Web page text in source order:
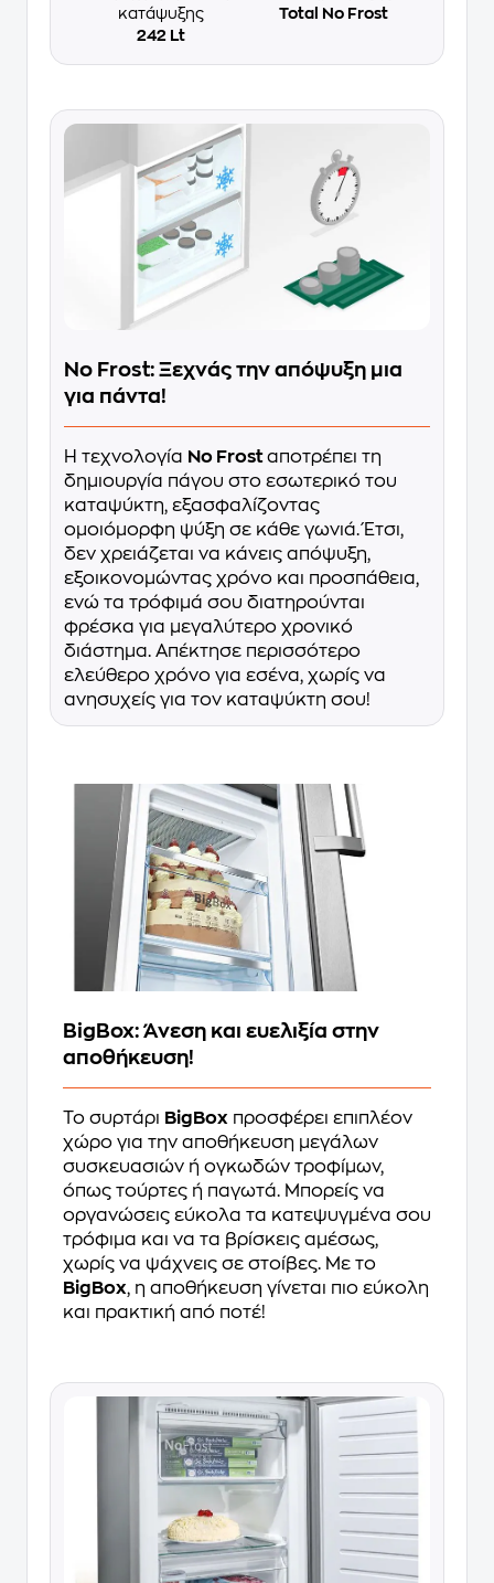
κατάψυξης
242 Lt
Total No Frost
No Frost: Ξεχνάς την απόψυξη μια
για πάντα!
Η τεχνολογία No Frostαποτρέπει τη
δημιουργία πάγου στο εσωτερικό του
καταψύκτη, εξασφαλίζοντας
ομοιόμορφη ψύξη σε κάθε γωνιά. Έτσι,
δεν χρειάζεται να κάνεις απόψυξη,
εξοικονομώντας χρόνο και προσπάθεια,
ενώ τα τρόφιμά σου διατηρούνται
φρέσκα για μεγαλύτερο χρονικό
διάστημα. Απέκτησε περισσότερο
ελεύθερο χρόνο για εσένα, χωρίς να
ανησυχείς για τον καταψύκτη σου!
BigBox: Άνεση και ευελιξία στην
αποθήκευση!
Το συρτάρι BigBox προσφέρει επιπλέον
χώρο για την αποθήκευση μεγάλων
συσκευασιών ή ογκωδών τροφίμων,
όπως τούρτες ή παγωτά. Μπορείς να
οργανώσεις εύκολα τα κατεψυγμένα σου
τρόφιμα και να τα βρίσκεις αμέσως,
χωρίς να ψάχνεις σε στοίβες. Με το
BigBox, η αποθήκευση γίνεται πιο εύκολη
και πρακτική από ποτέ!